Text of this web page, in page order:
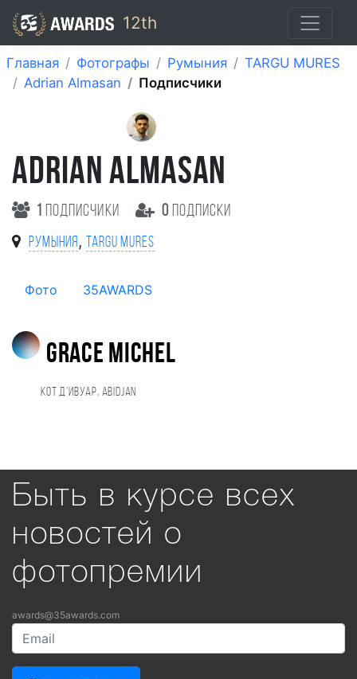
12th
Главная Фотографы Румыния
TARGU MURES
Adrian Almasan
Подписчики
ADRIAN ALMASAN
1 подписчики 0 подписки
Румыния , TARGU MURES
Фото 35AWARDS
grace michel
Кот д’Ивуар, Abidjan
Быть в курсе всех
новостей о
фотопремии
awards@35awards.com